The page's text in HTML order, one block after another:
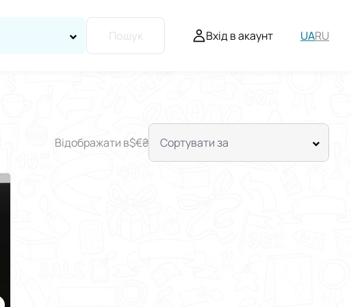
Пошук Вхід в акаунт UARU
Відображати в$€₴ Сортувати за